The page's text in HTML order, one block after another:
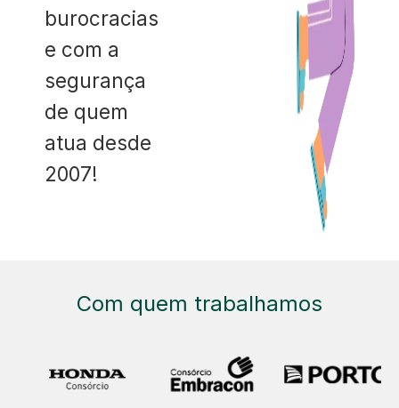
burocracias
e com a
segurança
de quem
atua desde
2007!
Com quem trabalhamos